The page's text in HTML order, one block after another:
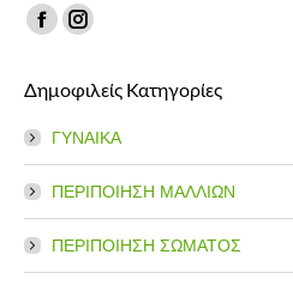
Find us on:
Facebook
opens
in
window
Instagram
opens
in
window
Δημοφιλείς Κατηγορίες
ΓΥΝΑΙΚΑ
ΠΕΡΙΠΟΙΗΣΗ ΜΑΛΛΙΩΝ
ΠΕΡΙΠΟΙΗΣΗ ΣΩΜΑΤΟΣ